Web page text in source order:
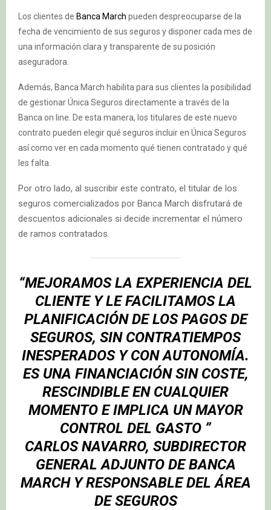
Los clientes de Banca March pueden despreocuparse de la
fecha de vencimiento de sus seguros y disponer cada mes de
una información clara y transparente de su posición
aseguradora.
Además, Banca March habilita para sus clientes la posibilidad
de gestionar Única Seguros directamente a través de la
Banca on line. De esta manera, los titulares de este nuevo
contrato pueden elegir qué seguros incluir en Única Seguros
así como ver en cada momento qué tienen contratado y qué
les falta.
Por otro lado, al suscribir este contrato, el titular de los
seguros comercializados por Banca March disfrutará de
descuentos adicionales si decide incrementar el número
de ramos contratados.
“MEJORAMOS LA EXPERIENCIA DEL
CLIENTE Y LE FACILITAMOS LA
PLANIFICACIÓN DE LOS PAGOS DE
SEGUROS, SIN CONTRATIEMPOS
INESPERADOS Y CON AUTONOMÍA.
ES UNA FINANCIACIÓN SIN COSTE,
RESCINDIBLE EN CUALQUIER
MOMENTO EIMPLICA UN MAYOR
CONTROL DEL GASTO ”
CARLOS NAVARRO, SUBDIRECTOR
GENERAL ADJUNTO DE BANCA
MARCH Y RESPONSABLE DEL ÁREA
DE SEGUROS